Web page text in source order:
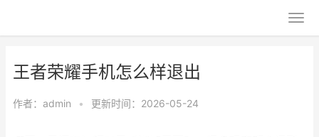
王者荣耀手机怎么样退出
作者： admin • 更新时间：2026-05-24